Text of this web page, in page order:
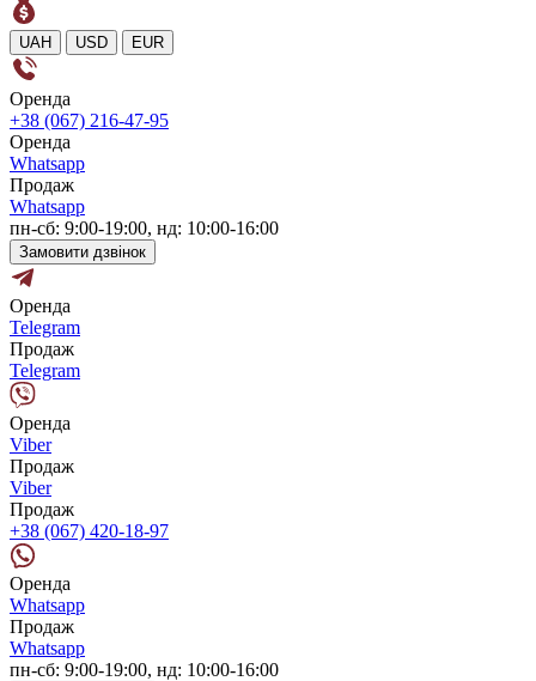
UAH USD EUR
Оренда
+38 (067) 216-47-95
Оренда
Whatsapp
Продаж
Whatsapp
пн-сб: 9:00-19:00, нд: 10:00-16:00
Замовити дзвінок
Оренда
Telegram
Продаж
Telegram
Оренда
Viber
Продаж
Viber
Продаж
+38 (067) 420-18-97
Оренда
Whatsapp
Продаж
Whatsapp
пн-сб: 9:00-19:00, нд: 10:00-16:00